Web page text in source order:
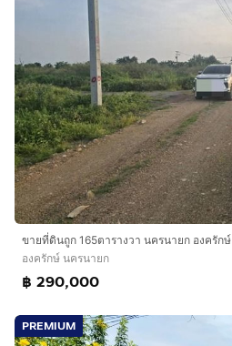
ขายที่ดินถูก 165ตารางวา นครนายก องครักษ์
องครักษ์ นครนายก
฿ 290,000
PREMIUM